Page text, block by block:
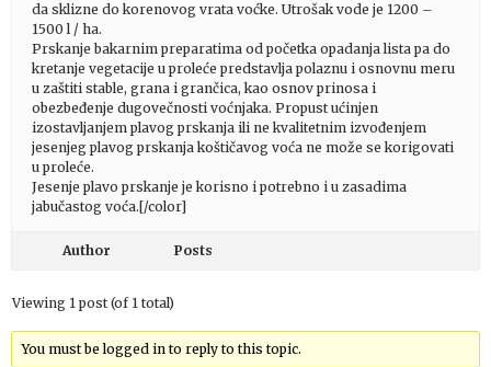
da sklizne do korenovog vrata voćke. Utrošak vode je 1200 –
1500 l / ha.
Prskanje bakarnim preparatima od početka opadanja lista pa do
kretanje vegetacije u proleće predstavlja polaznu i osnovnu meru
u zaštiti stable, grana i grančica, kao osnov prinosa i
obezbeđenje dugovečnosti voćnjaka. Propust ućinjen
izostavljanjem plavog prskanja ili ne kvalitetnim izvođenjem
jesenjeg plavog prskanja koštičavog voća ne može se korigovati
u proleće.
Jesenje plavo prskanje je korisno i potrebno i u zasadima
jabučastog voća.[/color]
Author Posts
Viewing 1 post (of 1 total)
You must be logged in to reply to this topic.